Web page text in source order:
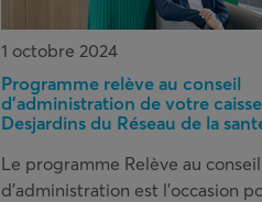
1 octobre 2024
Programme relève au conseil
d’administration de votre caisse
Desjardins du Réseau de la
Le programme Relève au conseil
d’administration est l’occasion